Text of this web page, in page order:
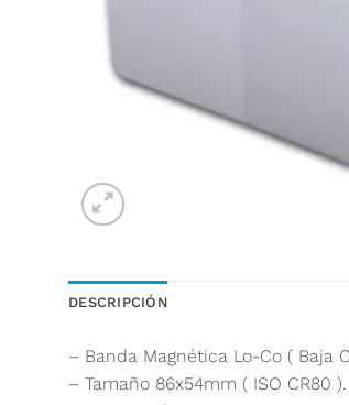
DESCRIPCIÓN
– Banda Magnética Lo-Co ( Baja
– Tamaño 86x54mm ( ISO CR80 ).